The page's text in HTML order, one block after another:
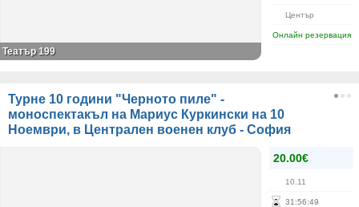
Център
Онлайн резервация
Театър 199
Турне 10 години "Черното пиле" -
моноспектакъл на Мариус Куркински на 10
Ноември, в Централен военен клуб - София
20.00€
10.11
31 :56:49